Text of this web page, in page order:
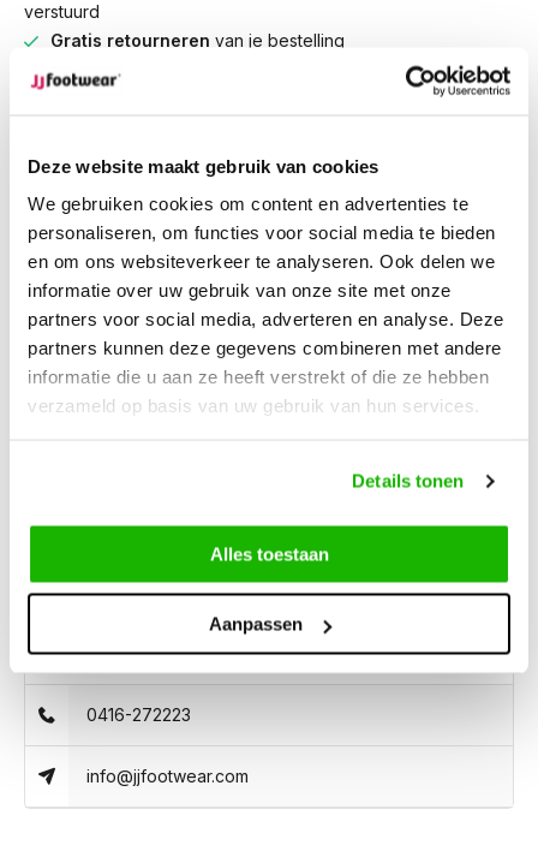
Deze website maakt gebruik van cookies
We gebruiken cookies om content en advertenties te
personaliseren, om functies voor social media te bieden
en om ons websiteverkeer te analyseren. Ook delen we
informatie over uw gebruik van onze site met onze
partners voor social media, adverteren en analyse. Deze
partners kunnen deze gegevens combineren met andere
informatie die u aan ze heeft verstrekt of die ze hebben
verzameld op basis van uw gebruik van hun services.
Details tonen
Alles toestaan
Aanpassen
verstuurd
Gratis retourneren van je bestelling
Gratis verzending
Pickering - Zwart
Pickering is een stoere enkellaarsje voor brede voeten,
gemaakt van hoogwaardig zwart leer. Deze enkellaars is
voorzien van een leren band met metalen gesp en een
stevige blokhak. De vetersluiting aan de voorzijde, zorgen
voor decoratie en een prettige pasvorm. Daarnaast geeft de
Kunnen we helpen?
Klantenservice: openingstijden
0416-272223
info@jjfootwear.com